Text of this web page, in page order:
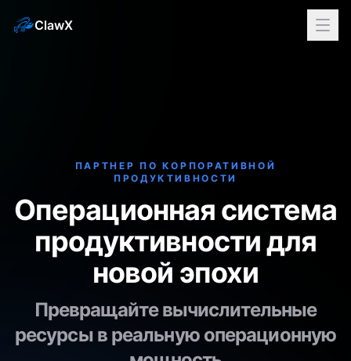
ClawX
ПАРТНЕР ПО КОРПОРАТИВНОЙ
ПРОДУКТИВНОСТИ
Операционная система
продуктивности для
новой эпохи
Превращайте вычислительные
ресурсы в реальную операционную